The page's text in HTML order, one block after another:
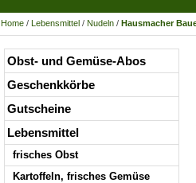
Home / Lebensmittel / Nudeln / Hausmacher
Obst- und Gemüse-Abos
Geschenkkörbe
Gutscheine
Lebensmittel
frisches Obst
Kartoffeln, frisches Gemüse